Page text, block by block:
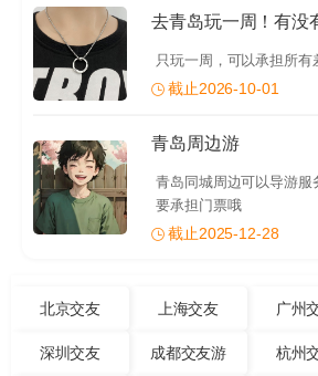
只玩一周，可以承担所有
截止2026-10-01
青岛周边游
青岛同城周边可以导游
要承担门票哦
截止2025-12-28
北京交友 上海交友 广州
深圳交友 成都交友游 杭州